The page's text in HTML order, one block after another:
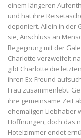
einem längeren
und hat ihre
deponiert. Allein in der
sie, Anschluss an
Begegnung mit der
Charlotte verzweifelt
gibt Charlotte die
ihren Ex-Freund
Frau zusammenlebt.
ihre gemeinsame Zeit
ehemaligen Liebhaber
Hoffnungen, doch das
Hotelzimmer endet